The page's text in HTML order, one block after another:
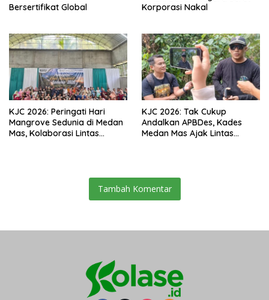
Bersertifikat Global
Korporasi Nakal
KJC 2026: Peringati Hari
Mangrove Sedunia di Medan
Mas, Kolaborasi Lintas
KJC 2026: Tak Cukup
Andalkan APBDes, Kades
Medan Mas Ajak Lintas
Tambah Komentar